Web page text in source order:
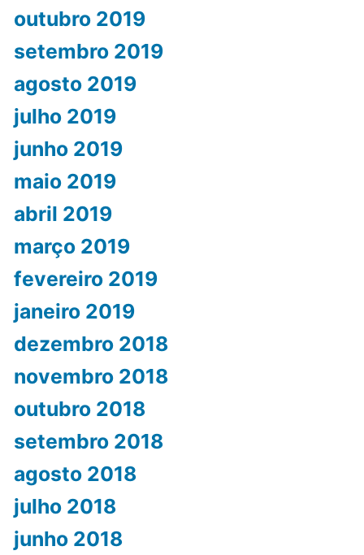
outubro 2019
setembro 2019
agosto 2019
julho 2019
junho 2019
maio 2019
abril 2019
março 2019
fevereiro 2019
janeiro 2019
dezembro 2018
novembro 2018
outubro 2018
setembro 2018
agosto 2018
julho 2018
junho 2018